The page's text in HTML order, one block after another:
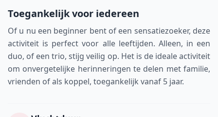
Toegankelijk voor iedereen
Of u nu een beginner bent of een sensatiezoeker, deze
activiteit is perfect voor alle leeftijden. Alleen, in een
duo, of een trio, stijg veilig op. Het is de ideale activiteit
om onvergetelijke herinneringen te delen met familie,
vrienden of als koppel, toegankelijk vanaf 5 jaar.